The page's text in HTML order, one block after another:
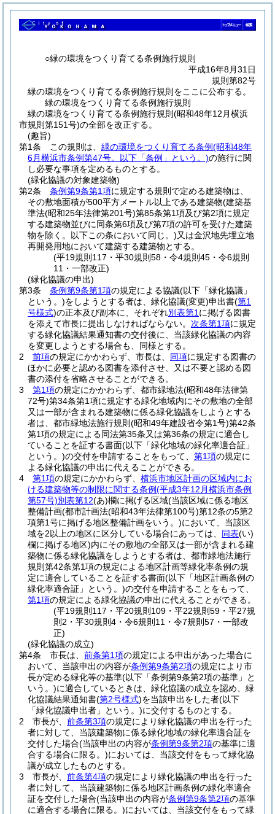
○緑の環境をつくり育てる条例施行規則
平成16年8月31日
規則第82号
緑の環境をつくり育てる条例施行規則をここに公布する。
緑の環境をつくり育てる条例施行規則
緑の環境をつくり育てる条例施行規則(昭和48年12月横浜
市規則第151号)の全部を改正する。
(趣旨)
第1条
この規則は、 緑の環境をつくり育てる条例(昭和48年
6月横浜市条例第47号。以下「条例」という。)の施行に関
し必要な事項を定めるものとする。
(緑化協議の対象建築物)
第2条
条例第9条第1項に規定する規則で定める建築物は、
その敷地面積が500平方メートル以上である建築物(建築基
準法(昭和25年法律第201号)第85条第1項及び第2項に規定
する建築物並びに同条第6項及び第7項の許可を受けた建築
物を除く。以下この条において同じ。)又は金沢地先埋立地
再開発用地において建築する建築物とする。
(平19規則117・平30規則58・令4規則45・令6規則
11・一部改正)
(緑化協議の申出)
第3条
条例第9条第1項の規定による協議(以下「緑化協議」
という。)をしようとする者は、緑化協議(変更)申出書(第1
号様式)の正本及び副本に、それぞれ別表第1 に掲げる図書
を添えて市長に提出しなければならない。 次条第1項に規定
する緑化協議結果通知書の交付後に、当該緑化協議の内容
を変更しようとする場合も、同様とする。
2
前項の規定にかかわらず、市長は、 同項に規定する図書の
ほかに必要と認める図書を添付させ、又は不要と認める図
書の添付を省略させることができる。
3
第1項の規定にかかわらず、都市緑地法(昭和48年法律第
72号)第34条第1項に規定する緑化地域内にその敷地の全部
又は一部が含まれる建築物に係る緑化協議をしようとする
者は、都市緑地法施行規則 (昭和49年建設省令第1号)第42条
第1項の規定による同法第35条又は第36条の規定に適合し
ていることを証する書面(以下「緑化地域の緑化率適合証」
という。)の交付を申請することをもって、 第1項の規定に
よる緑化協議の申出に代えることができる。
4
第1項の規定にかかわらず、 横浜市地区計画の区域内にお
ける建築物等の制限に関する条例(平成3年12月横浜市条例
第57号)別表第12(あ)欄に掲げる区域(当該区域に係る地区
整備計画(都市計画法(昭和43年法律第100号)第12条の5第2
項第1号に掲げる地区整備計画をいう。)において、当該区
域を2以上の地区に区分している場合にあっては、 同表(い)
欄に掲げる地区)内にその敷地の全部又は一部が含まれる建
築物に係る緑化協議をしようとする者は、都市緑地法施行
規則第42条第1項の規定による地区計画等緑化率条例の規
定に適合していることを証する書面(以下「地区計画条例の
緑化率適合証」という。)の交付を申請することをもって、
第1項の規定による緑化協議の申出に代えることができる。
(平19規則117・平20規則109・平22規則59・平27規
則2・平30規則4・令6規則11・令7規則57・一部改
正)
(緑化協議の成立)
第4条
市長は、 前条第1項の規定による申出があった場合に
おいて、当該申出の内容が条例第9条第2項の規定により市
長が定める緑化等の基準(以下「条例第9条第2項の基準」と
いう。)に適合しているときは、緑化協議の成立を認め、緑
化協議結果通知書(第2号様式)を当該申出をした者(以下
「緑化協議申出者」という。)に交付するものとする。
2
市長が、 前条第3項の規定により緑化協議の申出を行った
者に対して、当該建築物に係る緑化地域の緑化率適合証を
交付した場合(当該申出の内容が条例第9条第2項の基準に適
合する場合に限る。)においては、当該交付をもって緑化協
議が成立したものとする。
3
市長が、 前条第4項の規定により緑化協議の申出を行った
者に対して、当該建築物に係る地区計画条例の緑化率適合
証を交付した場合(当該申出の内容が条例第9条第2項の基準
に適合する場合に限る。)においては、当該交付をもって緑